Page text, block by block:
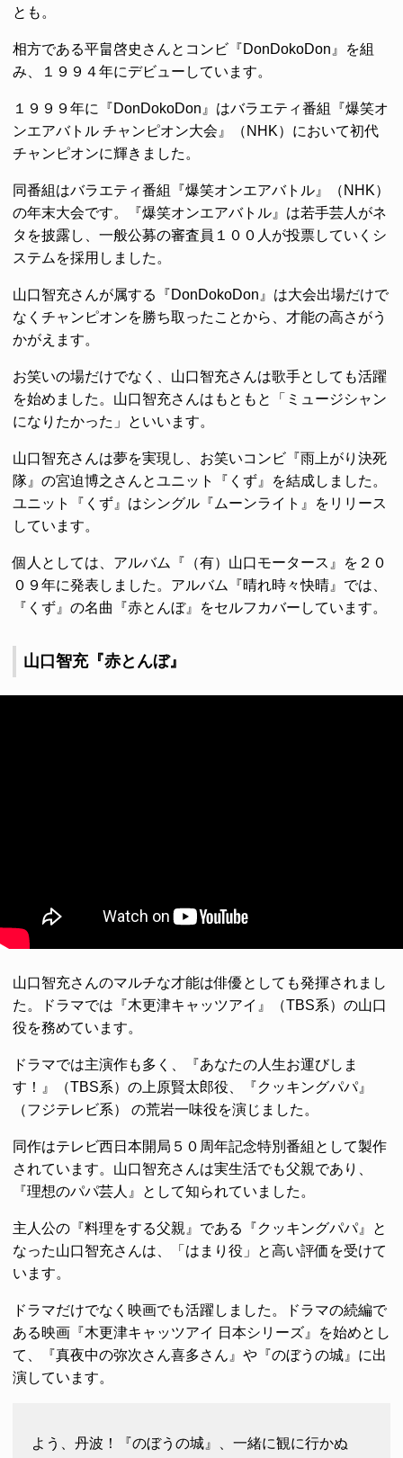
とも。
相方である平畠啓史さんとコンビ『DonDokoDon』を組
み、１９９４年にデビューしています。
１９９９年に『DonDokoDon』はバラエティ番組『爆笑オ
ンエアバトル チャンピオン大会』（NHK）において初代
チャンピオンに輝きました。
同番組はバラエティ番組『爆笑オンエアバトル』（NHK）
の年末大会です。『爆笑オンエアバトル』は若手芸人がネ
タを披露し、一般公募の審査員１００人が投票していくシ
ステムを採用しました。
山口智充さんが属する『DonDokoDon』は大会出場だけで
なくチャンピオンを勝ち取ったことから、才能の高さがう
かがえます。
お笑いの場だけでなく、山口智充さんは歌手としても活躍
を始めました。山口智充さんはもともと「ミュージシャン
になりたかった」といいます。
山口智充さんは夢を実現し、お笑いコンビ『雨上がり決死
隊』の宮迫博之さんとユニット『くず』を結成しました。
ユニット『くず』はシングル『ムーンライト』をリリース
しています。
個人としては、アルバム『（有）山口モータース』を２０
０９年に発表しました。アルバム『晴れ時々快晴』では、
『くず』の名曲『赤とんぼ』をセルフカバーしています。
山口智充『赤とんぼ』
山口智充さんのマルチな才能は俳優としても発揮されまし
た。ドラマでは『木更津キャッツアイ』（TBS系）の山口
役を務めています。
ドラマでは主演作も多く、『あなたの人生お運びしま
す！』（TBS系）の上原賢太郎役、『クッキングパパ』
（フジテレビ系） の荒岩一味役を演じました。
同作はテレビ西日本開局５０周年記念特別番組として製作
されています。山口智充さんは実生活でも父親であり、
『理想のパパ芸人』として知られていました。
主人公の『料理をする父親』である『クッキングパパ』と
なった山口智充さんは、「はまり役」と高い評価を受けて
います。
ドラマだけでなく映画でも活躍しました。ドラマの続編で
ある映画『木更津キャッツアイ 日本シリーズ』を始めとし
て、『真夜中の弥次さん喜多さん』や『のぼうの城』に出
演しています。
よう、丹波！『のぼうの城』、一緒に観に行かぬ